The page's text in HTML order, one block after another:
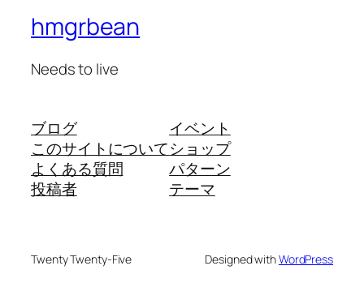
hmgrbean
Needs to live
ブログ
このサイトについて
よくある質問
投稿者
イベント
ショップ
パターン
テーマ
Twenty Twenty-Five Designed withWordPress